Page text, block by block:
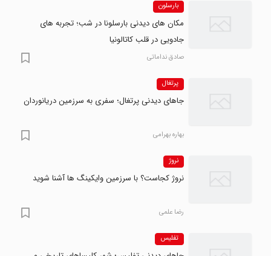
بارسلون
مکان های دیدنی بارسلونا در شب؛ تجربه های
جادویی در قلب کاتالونیا
صادق نداماتی
پرتغال
جاهای دیدنی پرتغال؛ سفری به سرزمین دریانوردان
بهاره بهرامی
نروژ
نروژ کجاست؟ با سرزمین وایکینگ ها آشنا شوید
رضا علمی
تفلیس